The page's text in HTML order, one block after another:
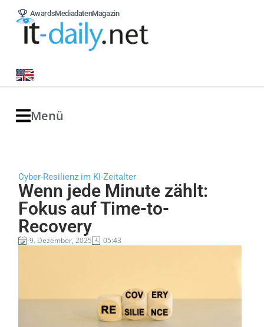
AwardsMediadatenMagazin
Menü
Cyber-Resilienz im KI-Zeitalter
Wenn jede Minute zählt:
Fokus auf Time-to-
Recovery
9. Dezember, 2025 05:43